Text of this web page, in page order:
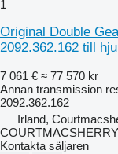
1
Original Double
2092.362.162 till
7 061 € ≈ 77 570 kr
Annan transmission
2092.362.162
Irland,
Kontakta säljaren